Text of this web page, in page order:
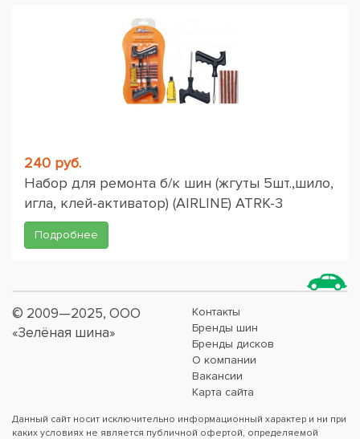
240 руб.
Набор для ремонта б/к шин (жгуты 5шт.,шило,
игла, клей-активатор) (AIRLINE) ATRK-3
Подробнее
© 2009—2025, ООО
«Зелёная шина»
Контакты
Бренды шин
Бренды дисков
О компании
Вакансии
Карта сайта
Данный сайт носит исключительно информационный характер и ни при
каких условиях не является публичной офертой, определяемой